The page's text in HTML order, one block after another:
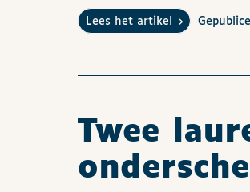
Lees het artikel
Twee